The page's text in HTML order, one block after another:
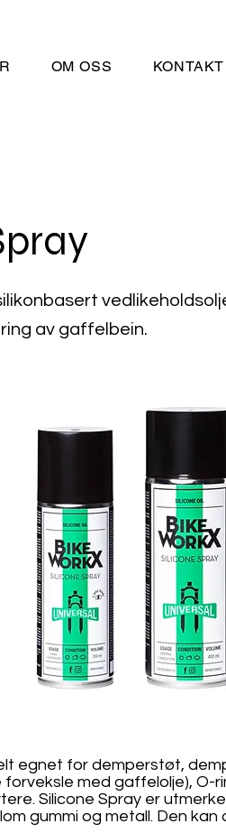
OM OSS
av gaffelbein.
egnet for demperstøt,
forveksle med gaffelolje), O-
Silicone Spray er
gummi og metall. Den kan